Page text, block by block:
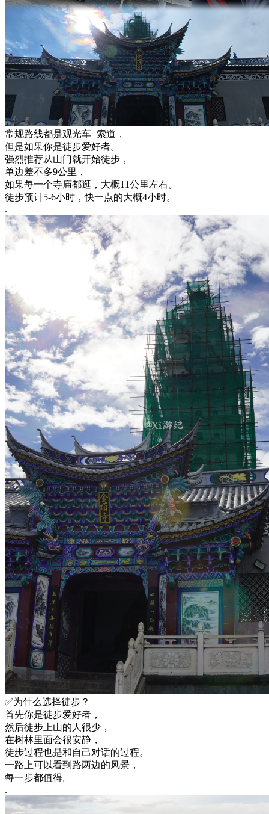
常规路线都是观光车+索道，
但是如果你是徒步爱好者。
强烈推荐从山门就开始徒步，
单边差不多9公里，
如果每一个寺庙都逛，大概11公里左右。
徒步预计5-6小时，快一点的大概4小时。
.
✅为什么选择徒步？
首先你是徒步爱好者，
然后徒步上山的人很少，
在树林里面会很安静，
徒步过程也是和自己对话的过程。
一路上可以看到路两边的风景，
每一步都值得。
.